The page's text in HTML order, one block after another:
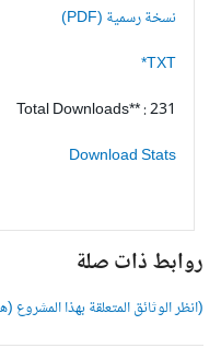
نسخة رسمية (PDF)
TXT*
Total Downloads** : 231
Download Stats
روابط ذات صلة
(انظر الوثائق المتعلقة بهذا المشروع